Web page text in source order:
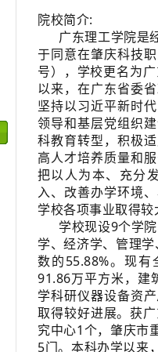
院校简介:
广东理工学院是
于同意在肇庆科技
号），学校更名为
以来，在广东省委
坚持以习近平新时
领导和基层党组织
科教育转型，积极
高人才培养质量和
把以人为本、充分
入、改善办学环境
学校各项事业取得
学校现设9个学院
学、经济学、管理
数的55.88%。现
91.86万平方米，建
学科研仪器设备资
取得较好进展。获
究中心1个，肇庆市
5门。本科办学以来